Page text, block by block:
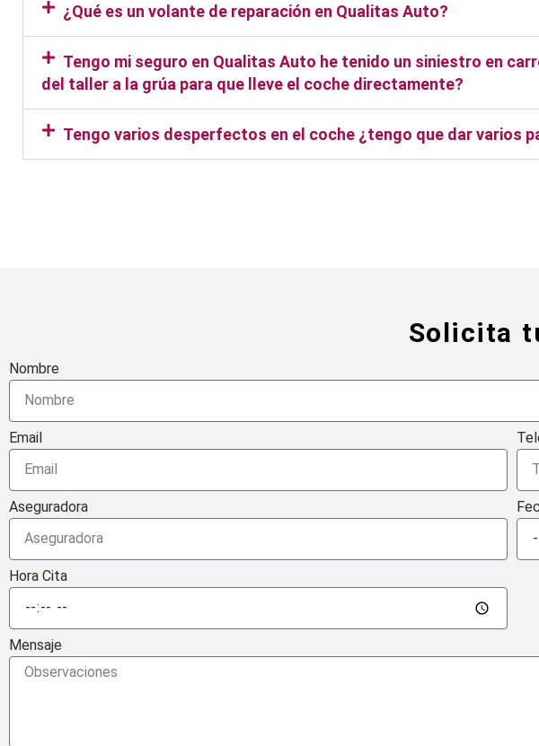
¿Qué es un volante de reparación en Qualitas Auto?
Tengo mi seguro en Qualitas Auto he tenido un siniestro en
del taller a la grúa para que lleve el coche directamente?
Tengo varios desperfectos en el coche ¿tengo que dar varios
Solicita
Nombre
Email
Aseguradora
Hora Cita
Mensaje